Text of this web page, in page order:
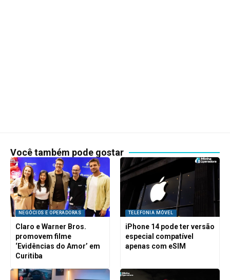
Você também pode gostar
NEGÓCIOS E OPERADORAS
Claro e Warner Bros.
promovem filme
‘Evidências do Amor’ em
Curitiba
TELEFONIA MÓVEL
iPhone 14 pode ter versão
especial compatível
apenas com eSIM